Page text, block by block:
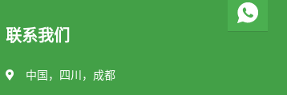
联系我们
中国，四川，成都